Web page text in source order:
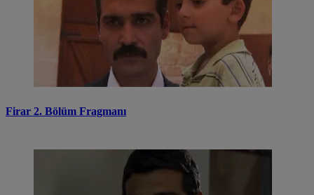
Firar 2. Bölüm Fragmanı